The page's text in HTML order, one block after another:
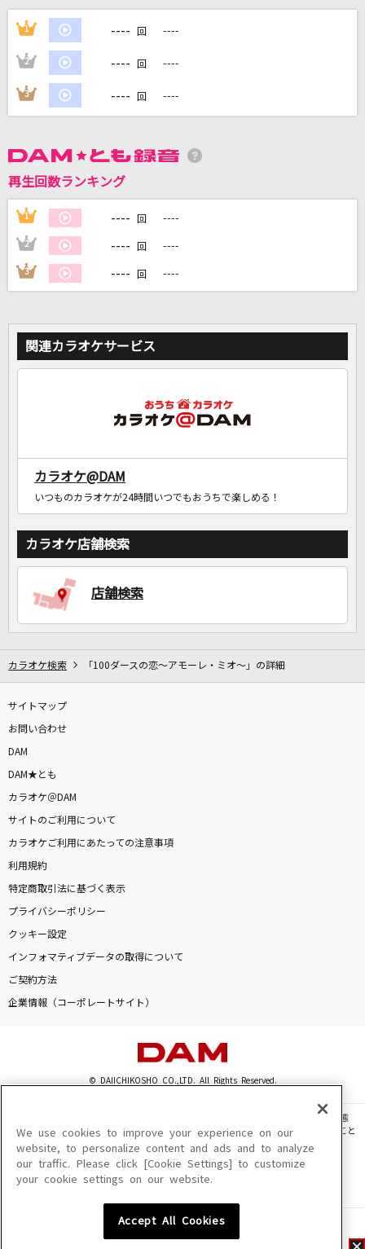
ラッツ&スター(シャネルズ)
DAMの新曲・ランキングなど
DAMに会員登録・ログインして
カラオケをもっと楽しもう！
1 ---- 回 ----
2 ---- 回 ----
3 ---- 回 ----
再生回数ランキング
1 ---- 回 ----
2 ---- 回 ----
3 ---- 回 ----
関連カラオケサービス
カラオケ@DAM
いつものカラオケが24時間いつでもおうちで楽しめる！
カラオケ店舗検索
店舗検索
カラオケ検索 「100ダースの恋～アモーレ・ミオ～」の詳細
サイトマップ
お問い合わせ
DAM
DAM★とも
カラオケ＠DAM
サイトのご利用について
カラオケご利用にあたっての注意事項
利用規約
特定商取引法に基づく表示
プライバシーポリシー
クッキー設定
インフォマティブデータの取得について
ご契約方法
企業情報（コーポレートサイト）
© DAIICHIKOSHO CO.,LTD. All Rights Reserved.
このサイトに掲載されている一切の文章・画像・写真・動画・音声等を、手段や形態
を問わず、著作権法の定める範囲を超えて無断で複製、転載、ファイル化などすること
を禁じます。
楽曲及びコンテンツは、機種によりご利用いただけない場合があります。
楽曲及びコンテンツの配信日、配信内容が変更になる場合があります。
We use cookies to improve your experience on our
website, to personalize content and ads and to analyze
our traffic. Please click [Cookie Settings] to customize
your cookie settings on our website.
Accept All Cookies